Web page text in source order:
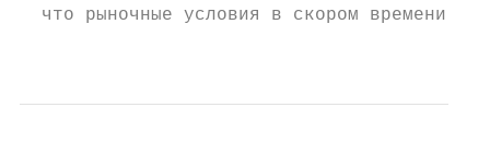
что рыночные условия в скором времени